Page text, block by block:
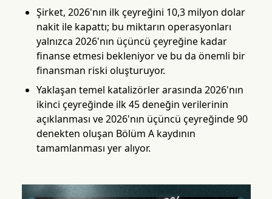
Şirket, 2026'nın ilk çeyreğini 10,3 milyon dolar
nakit ile kapattı; bu miktarın operasyonları
yalnızca 2026'nın üçüncü çeyreğine kadar
finanse etmesi bekleniyor ve bu da önemli bir
finansman riski oluşturuyor.
Yaklaşan temel katalizörler arasında 2026'nın
ikinci çeyreğinde ilk 45 deneğin verilerinin
açıklanması ve 2026'nın üçüncü çeyreğinde 90
denekten oluşan Bölüm A kaydının
tamamlanması yer alıyor.